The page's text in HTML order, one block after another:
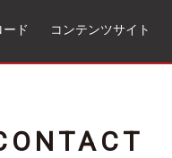
ード コンテンツサイト